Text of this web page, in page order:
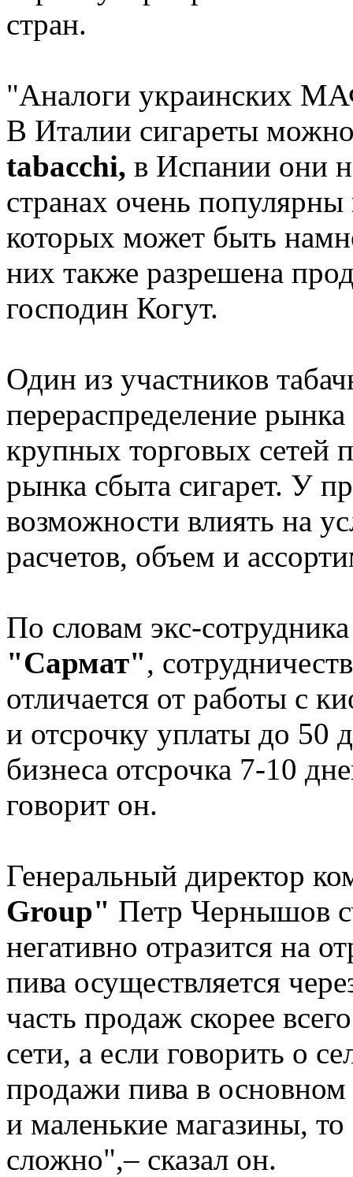
стран.
"Аналоги украинских
В Италии сигареты
tabacchi, в Испании они
странах очень популярны
которых может быть
них также разрешена
господин Когут.
Один из участников
перераспределение
крупных торговых сетей
рынка сбыта сигарет. У
возможности влиять на
расчетов, объем и
По словам экс-
"Сармат",
отличается от работы с
и отсрочку уплаты до 50
бизнеса отсрочка 7-10
говорит он.
Генеральный директор
Group" Петр Чернышов
негативно отразится на
пива осуществляется
часть продаж скорее
сети, а если говорить о
продажи пива в основном
и маленькие магазины, то
сложно",– сказал он.